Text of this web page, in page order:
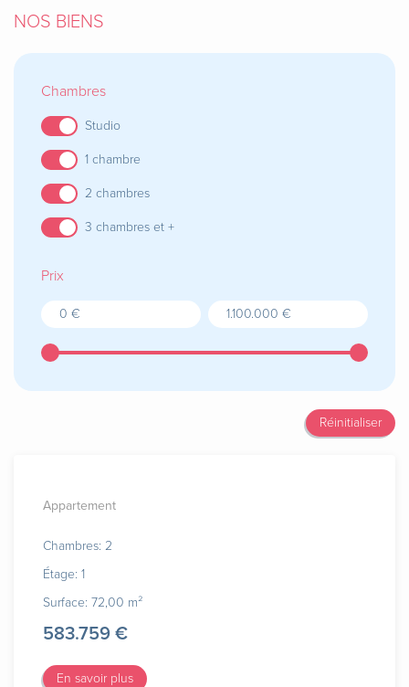
NOS BIENS
Chambres
Studio
1 chambre
2 chambres
3 chambres et +
Prix
Réinitialiser
Appartement
Chambres: 2
Étage: 1
Surface: 72,00 m²
583.759 €
En savoir plus